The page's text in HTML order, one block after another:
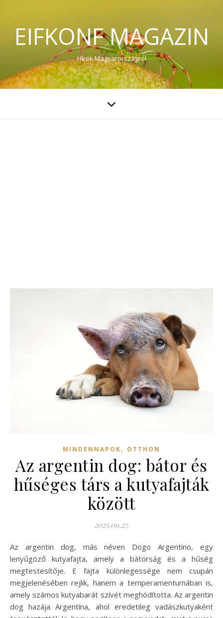
EIFKONF MAGAZIN
Hírek Magyarországról
MINDENNAPOK, OTTHON
Az argentin dog: bátor és
hűséges társ a kutyafajták
között
2025.09.27.
Az argentin dog, más néven Dogo Argentino, egy
lenyűgöző kutyafajta, amely a bátorság és a hűség
megtestesítője. E fajta különlegessége nem csupán
megjelenésében rejlik, hanem a temperamentumában is,
amely számos kutyabarát szívét meghódította. Az argentin
dog hazája Argentína, ahol eredetileg vadászkutyaként